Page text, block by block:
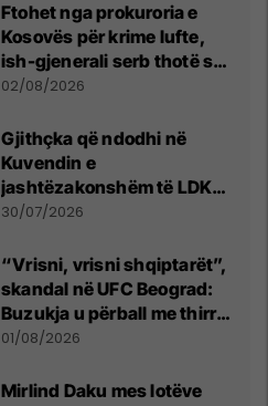
Ftohet nga prokuroria e
Kosovës për krime lufte,
ish-gjenerali serb thotë se
dikush e tradhtoi në
02/08/2026
Gjithçka që ndodhi në
Kuvendin e
jashtëzakonshëm të LDK-
së
30/07/2026
“Vrisni, vrisni shqiptarët”,
skandal në UFC Beograd:
Buzukja u përball me thirrje
anti-shqiptare nga
01/08/2026
Mirlind Daku mes lotëve